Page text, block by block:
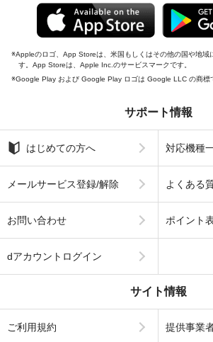
Appleのロゴ、App Storeは、米国もしくはその他の国や地域
す。App Storeは、Apple Inc.のサービスマークです。
Google Play および Google Play ロゴは Google LLC の商標
サポート情報
はじめての方へ 対応機種
メールサービス登録/解除 よくある
お問い合わせ ポイント
dアカウントログイン
サイト情報
ご利用規約 提供事業